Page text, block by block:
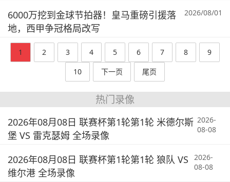
6000万挖到金球节拍器！皇马重磅引援落
地，西甲争冠格局改写
2026/08/01
1 2 3 4 5 6 7 8
9
10
下一页 尾页
热门录像
2026年08月08日 联赛杯第1轮第1轮 米德尔斯
堡 VS 雷克瑟姆 全场录像
2026-
08-08
2026年08月08日 联赛杯第1轮第1轮 狼队 VS
维尔港 全场录像
2026-
08-08